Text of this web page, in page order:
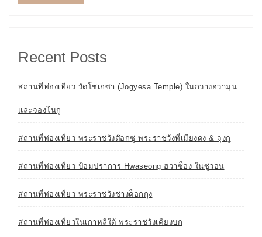
Recent Posts
สถานที่ท่องเที่ยว วัดโชเกซา (Jogyesa Temple) ในกวางฮวามุน
และจองโนกู
สถานที่ท่องเที่ยว พระราชวังต๊อกซู พระราชวังที่เมียงดง & จุงกู
สถานที่ท่องเที่ยว ป้อมปราการ Hwaseong ฮวาซ็อง ในซูวอน
สถานที่ท่องเที่ยว พระราชวังชางด็อกกุง
สถานที่ท่องเที่ยวในเกาหลีใต้ พระราชวังเคียงบก